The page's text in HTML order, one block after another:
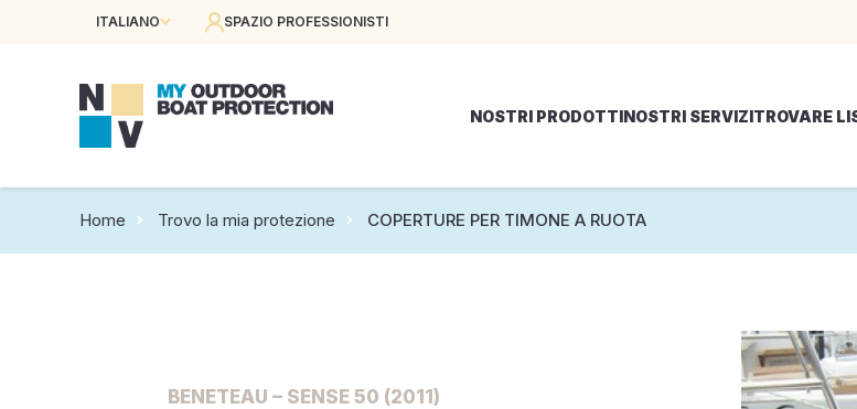
ITALIANO SPAZIO PROFESSIONISTI
NOSTRI PRODOTTINOSTRI SERVIZITROVARE
Home Trovo la mia protezione COPERTURE PER TIMONE A RUOTA
BENETEAU – SENSE 50 (2011)